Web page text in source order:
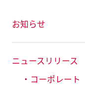
お知らせ
ニュースリリース
・コーポレート